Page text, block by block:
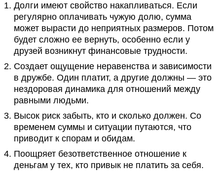
Долги имеют свойство накапливаться. Если
регулярно оплачивать чужую долю, сумма
может вырасти до неприятных размеров. Потом
будет сложно ее вернуть, особенно если у
друзей возникнут финансовые трудности.
Создает ощущение неравенства и зависимости
в дружбе. Один платит, а другие должны — это
нездоровая динамика для отношений между
равными людьми.
Высок риск забыть, кто и сколько должен. Со
временем суммы и ситуации путаются, что
приводит к спорам и обидам.
Поощряет безответственное отношение к
деньгам у тех, кто привык не платить за себя.